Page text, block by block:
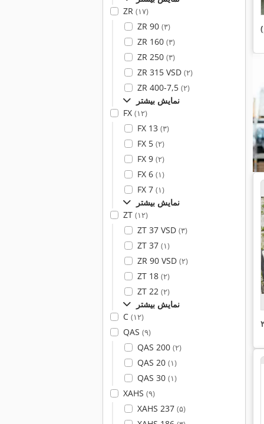
ZR (۱۷)
ZR 90 (۳)
ZR 160 (۳)
ZR 250 (۳)
ZR 315 VSD (۲)
ZR 400-7,5 (۲)
نمایش بیشتر
FX (۱۲)
FX 13 (۳)
FX 5 (۲)
FX 9 (۲)
FX 6 (۱)
FX 7 (۱)
نمایش بیشتر
ZT (۱۲)
ZT 37 VSD (۳)
ZT 37 (۱)
ZR 90 VSD (۲)
ZT 18 (۲)
ZT 22 (۲)
نمایش بیشتر
C (۱۲)
QAS (۹)
QAS 200 (۲)
QAS 20 (۱)
QAS 30 (۱)
XAHS (۹)
XAHS 237 (۵)